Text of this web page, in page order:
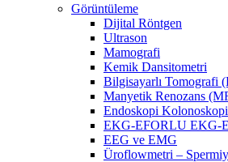
Görüntüleme
Dijital Röntgen
Ultrason
Mamografi
Kemik Dansitometri
Bilgisayarlı Tomografi
Manyetik Renozans
Endoskopi Kolonoskopi
EKG-EFORLU EKG-
EEG ve EMG
Üroflowmetri –